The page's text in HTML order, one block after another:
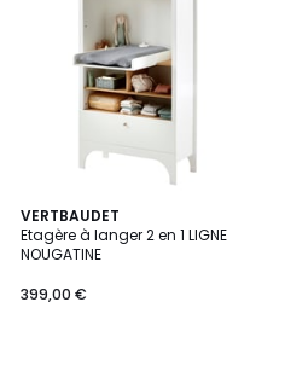
VERTBAUDET
Etagère à langer 2 en 1 LIGNE
NOUGATINE
399,00 €